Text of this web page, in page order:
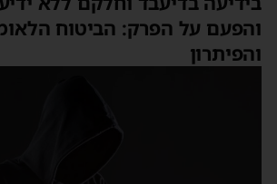
והפעם על הפרק: הביטוח
והפיתרון